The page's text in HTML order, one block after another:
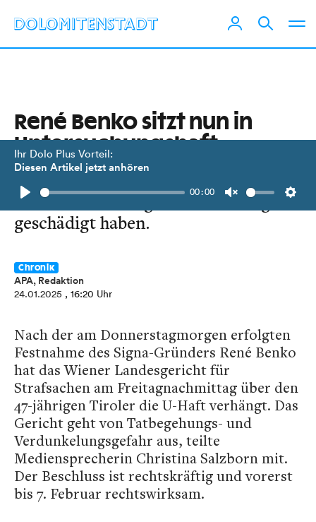
Ihr Dolo Plus Vorteil:
Diesen Artikel jetzt anhören
Play
00:00
Unmute
René Benko sitzt nun in
Untersuchungshaft
Der Kopf des Signa-Imperiums soll
Investoren betrogen und Gläubiger
geschädigt haben.
Chronik
APA, Redaktion
24.01.2025 , 16:20 Uhr
Nach der am Donnerstagmorgen erfolgten
Festnahme des Signa-Gründers René Benko
hat das Wiener Landesgericht für
Strafsachen am Freitagnachmittag über den
47-jährigen Tiroler die U-Haft verhängt. Das
Gericht geht von Tatbegehungs- und
Verdunkelungsgefahr aus, teilte
Mediensprecherin Christina Salzborn mit.
Der Beschluss ist rechtskräftig und vorerst
bis 7. Februar rechtswirksam.